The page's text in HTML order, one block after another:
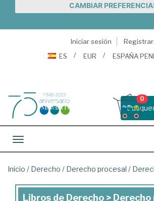
CAMBIAR
Iniciar sesión
ES
EUR ESPAÑA
0
Toggle navigation
Inicio / Derecho / Derecho procesal /
Libros de Derecho >